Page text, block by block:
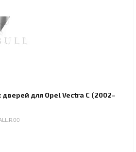
для Opel Vectra C (2002–